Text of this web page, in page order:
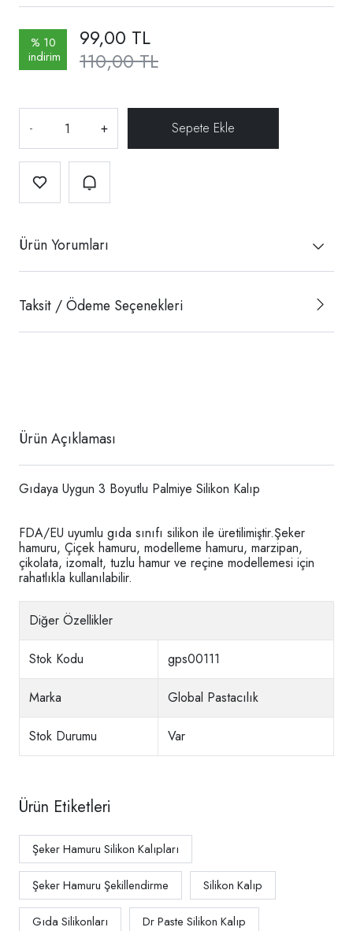
% 10
indirim
110,00 TL
99,00 TL
- +
Ürün Yorumları
Taksit / Ödeme Seçenekleri
Ürün Açıklaması
Gıdaya Uygun 3 Boyutlu Palmiye Silikon Kalıp
FDA/EU uyumlu gıda sınıfı silikon ile üretilimiştir.Şeker
hamuru, Çiçek hamuru, modelleme hamuru, marzipan,
çikolata, izomalt, tuzlu hamur ve reçine modellemesi için
rahatlıkla kullanılabilir.
Diğer Özellikler
Stok Kodu gps00111
Marka Global Pastacılık
Stok Durumu Var
Ürün Etiketleri
Şeker Hamuru Silikon Kalıpları
Şeker Hamuru Şekillendirme Silikon Kalıp
Gıda Silikonları Dr Paste Silikon Kalıp